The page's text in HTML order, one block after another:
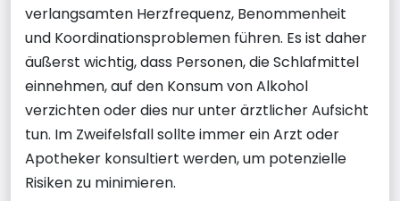
verlangsamten Herzfrequenz, Benommenheit
und Koordinationsproblemen führen. Es ist daher
äußerst wichtig, dass Personen, die Schlafmittel
einnehmen, auf den Konsum von Alkohol
verzichten oder dies nur unter ärztlicher Aufsicht
tun. Im Zweifelsfall sollte immer ein Arzt oder
Apotheker konsultiert werden, um potenzielle
Risiken zu minimieren.